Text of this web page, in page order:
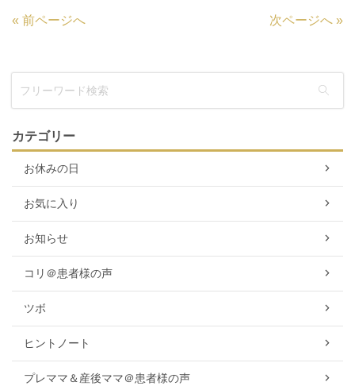
« 前ページへ 次ページへ »
カテゴリー
お休みの日
お気に入り
お知らせ
コリ＠患者様の声
ツボ
ヒントノート
プレママ＆産後ママ＠患者様の声